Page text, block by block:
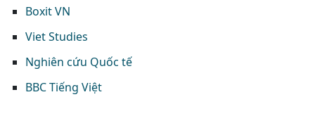
Boxit VN
Viet Studies
Nghiên cứu Quốc tế
BBC Tiếng Việt